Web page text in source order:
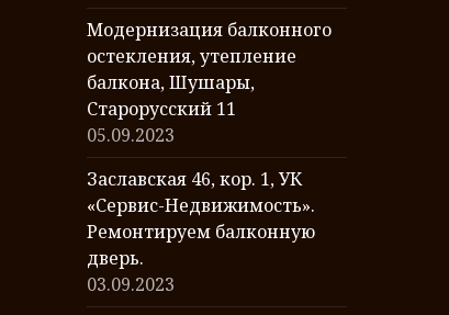
Модернизация балконного
остекления, утепление
балкона, Шушары,
Старорусский 11
05.09.2023
Заславская 46, кор. 1, УК
«Сервис-Недвижимость».
Ремонтируем балконную
дверь.
03.09.2023